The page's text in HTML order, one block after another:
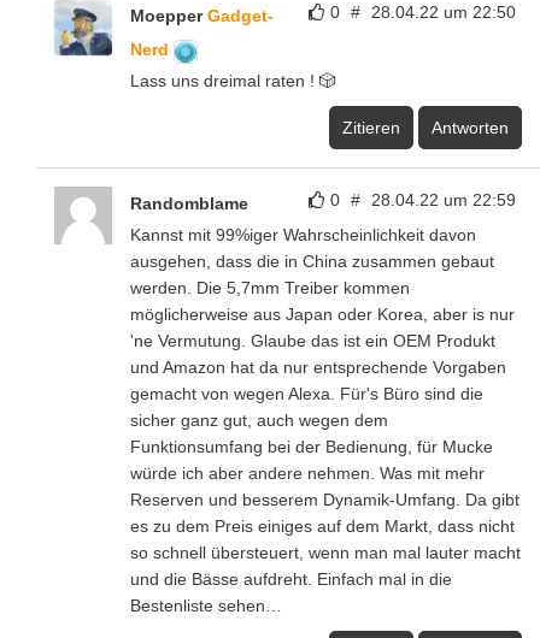
0 # 28.04.22 um 22:50
MoepperGadget-
Nerd
Lass uns dreimal raten ! 🎲
Zitieren Antworten
0 # 28.04.22 um 22:59
Randomblame
Kannst mit 99%iger Wahrscheinlichkeit davon
ausgehen, dass die in China zusammen gebaut
werden. Die 5,7mm Treiber kommen
möglicherweise aus Japan oder Korea, aber is nur
'ne Vermutung. Glaube das ist ein OEM Produkt
und Amazon hat da nur entsprechende Vorgaben
gemacht von wegen Alexa. Für's Büro sind die
sicher ganz gut, auch wegen dem
Funktionsumfang bei der Bedienung, für Mucke
würde ich aber andere nehmen. Was mit mehr
Reserven und besserem Dynamik-Umfang. Da gibt
es zu dem Preis einiges auf dem Markt, dass nicht
so schnell übersteuert, wenn man mal lauter macht
und die Bässe aufdreht. Einfach mal in die
Bestenliste sehen…